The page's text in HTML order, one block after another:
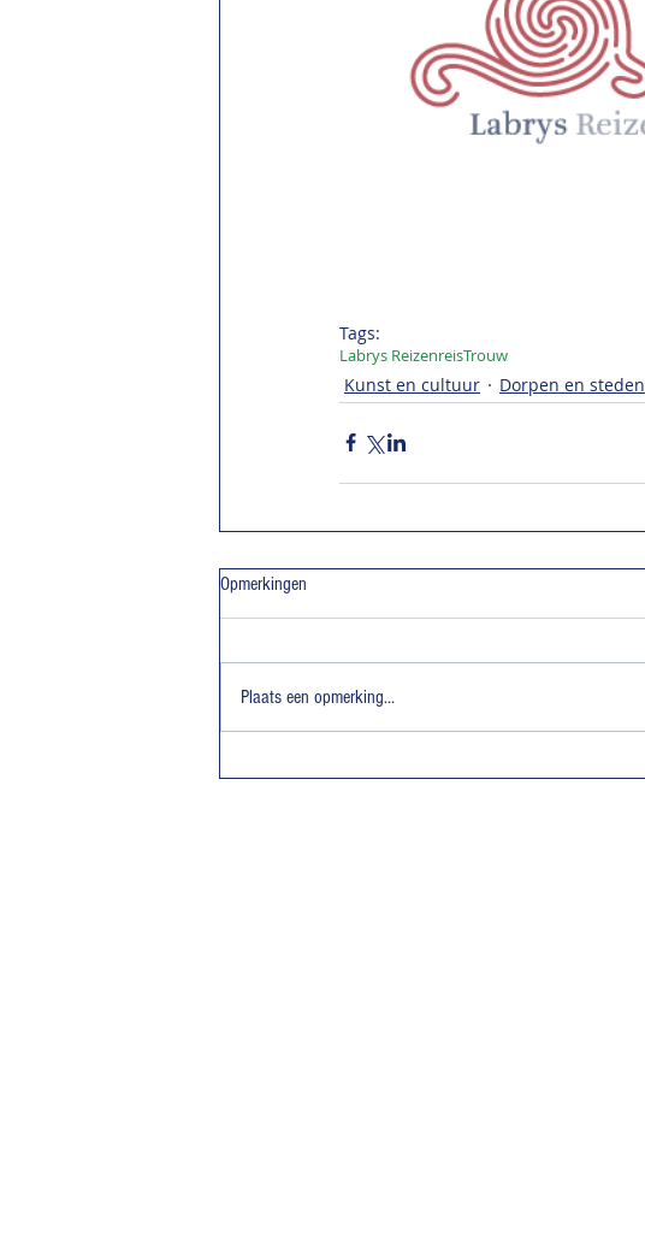
Tags:
Labrys ReizenreisTrouw
Kunst en cultuur Dorpen en steden
Opmerkingen
Plaats een opmerking...